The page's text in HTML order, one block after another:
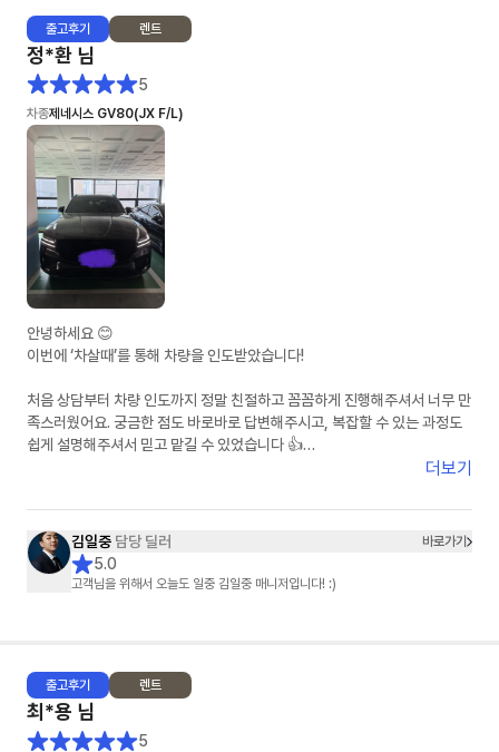
출고후기 렌트
정*환 님
5
차종제네시스 GV80(JX F/L)
안녕하세요 😊
이번에 ‘차살때’를 통해 차량을 인도받았습니다!
처음 상담부터 차량 인도까지 정말 친절하고 꼼꼼하게 진행해주셔서 너무 만
족스러웠어요. 궁금한 점도 바로바로 답변해주시고, 복잡할 수 있는 과정도
쉽게 설명해주셔서 믿고 맡길 수 있었습니다 👍
행해주셔서 기분 좋게 받을 수 있었어요 🚗✨
특히 김일중 담당자님께서 세심하게 챙겨주셔서 끝까지 안심하고 진행할 수
있었습니다. 다시 한 번 감사드립니다!
감사합니다 🙏
더보기
김일중 담당 딜러 바로가기
5.0
고객님을 위해서 오늘도 일중 김일중 매니저입니다! :)
출고후기 렌트
최*용 님
5